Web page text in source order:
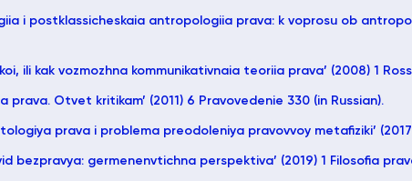
i postklassicheskaia antropologiia prava: k voprosu ob
ili kak vozmozhna kommunikativnaia teoriia prava’ (2008) 1
prava. Otvet kritikam’ (2011) 6 Pravovedenie 330 (in Russian).
prava i problema preodoleniya pravovvoy metafiziki’
bezpravya: germenenvtichna perspektiva’ (2019) 1 Filosofia